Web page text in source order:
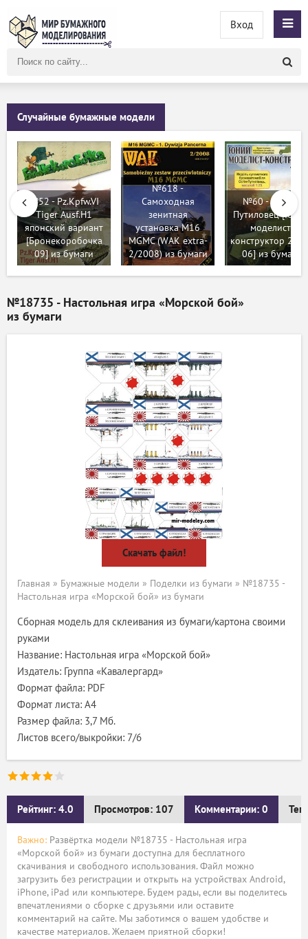
сайту
Вход
Случайные бумажные модели
№52 - Pz.Kpfw.VI
Tiger Ausf.H1
японский вариант
[Бронекоробочка
09] из бумаги
№618 -
Самоходная
зенитная
установка M16
MGMC (WAK extra-
2/2008) из бумаги
№60 - Остин-
Путиловец
моделист-
конструктор
06] из бумаги
№18735 - Настольная игра «Морской бой»
из бумаги
Скачать файл!
Главная » Бумажные модели » Поделки из бумаги » №18735 -
Настольная игра «Морской бой» из бумаги
Сборная модель для склеивания из бумаги/картона своими
руками
Название: Настольная игра «Морской бой»
Издатель: Группа «Кавалергард»
Формат файла: PDF
Формат листа: А4
Размер файла: 3,7 Мб.
Листов всего/выкройки: 7/6
Рейтинг: 4.0 Просмотров: 107 Комментарии: 0
Важно: Развёртка модели №18735 - Настольная игра
«Морской бой» из бумаги доступна для бесплатного
скачивания и свободного использования. Файл можно
загрузить без регистрации и открыть на устройствах Android,
iPhone, iPad или компьютере. Будем рады, если вы поделитесь
впечатлениями о сборке с друзьями или оставите
комментарий на сайте. Мы заботимся о вашем удобстве и
качестве материалов. Желаем приятной сборки!